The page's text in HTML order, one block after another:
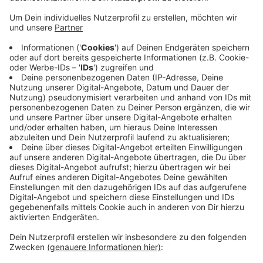
Anzeige
Dieses Ziel hat sich der Dormagener Pfarrer
Koltermann gesetzt. Er pilgert seit Samstagmorgen
von seiner Kirche in Dormagen-Nievenheim nach Köln
vor das Bischofshaus. Koltermann hatte schon vorher
offen Kritik an Kardinal Woelki und dessen Umgang mit
dem Missbrauchsskandal geübt. Dem Dormagener
Pfarrer ist es wichtig, nicht nur eisern an alten
Traditionen festzuhalten, sondern Menschen zu
verbinden und Brücken zu bauen.
Anzeige